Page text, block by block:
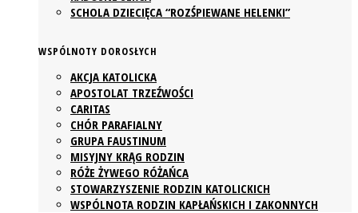
SCHOLA DZIECIĘCA “ROZŚPIEWANE HELENKI”
WSPÓLNOTY DOROSŁYCH
AKCJA KATOLICKA
APOSTOLAT TRZEŹWOŚCI
CARITAS
CHÓR PARAFIALNY
GRUPA FAUSTINUM
MISYJNY KRĄG RODZIN
RÓŻE ŻYWEGO RÓŻAŃCA
STOWARZYSZENIE RODZIN KATOLICKICH
WSPÓLNOTA RODZIN KAPŁAŃSKICH I ZAKONNYCH